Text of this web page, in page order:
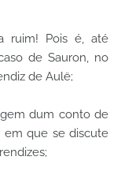
ruim! Pois é, até
de Sauron, no
de Aulë;
dum conto de
em que se discute